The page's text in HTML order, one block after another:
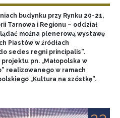
budynku przy Rynku 20-21,
Tarnowa i Regionu – oddział
można plenerową wystawę
Piastów w źródłach
sedes regni principalis”.
pn. „Małopolska w
realizowanego w ramach
„Kultura na szóstkę”.